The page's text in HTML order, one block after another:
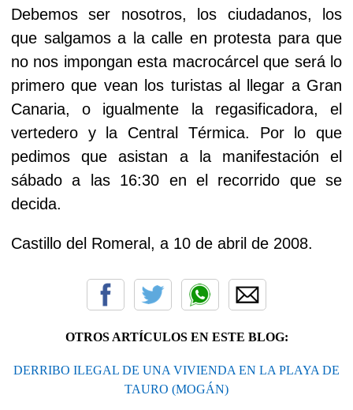
Debemos ser nosotros, los ciudadanos, los
que salgamos a la calle en protesta para que
no nos impongan esta macrocárcel que será lo
primero que vean los turistas al llegar a Gran
Canaria, o igualmente
la regasificadora, el
vertedero y la Central Térmica. Por lo que
pedimos que asistan a la manifestación el
sábado a las 16:30 en el recorrido que se
decida.
Castillo del Romeral, a 10 de abril de 2008.
OTROS ARTÍCULOS EN ESTE BLOG:
DERRIBO ILEGAL DE UNA VIVIENDA EN LA PLAYA DE
TAURO (MOGÁN)